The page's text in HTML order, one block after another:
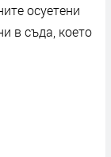
осуетени
в съда, което